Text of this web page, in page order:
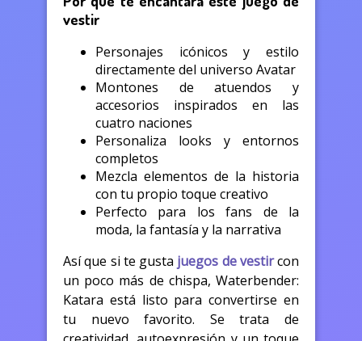
vestir
Personajes icónicos y estilo
directamente del universo Avatar
Montones de atuendos y
accesorios inspirados en las
cuatro naciones
Personaliza looks y entornos
completos
Mezcla elementos de la historia
con tu propio toque creativo
Perfecto para los fans de la
moda, la fantasía y la narrativa
Así que si te gusta juegos de vestircon
un poco más de chispa, Waterbender:
Katara está listo para convertirse en
tu nuevo favorito. Se trata de